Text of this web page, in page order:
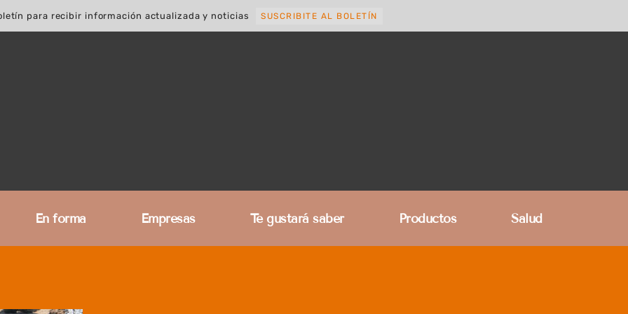
para recibir información actualizada y noticias SUSCRIBITE AL BOLETÍN
En forma Empresas Te gustará saber Productos Salud